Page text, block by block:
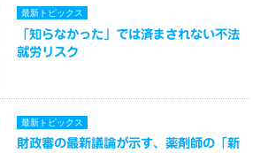
最新トピックス
「知らなかった」では済まされない不法
就労リスク
最新トピックス
財政審の最新議論が示す、薬剤師の「新